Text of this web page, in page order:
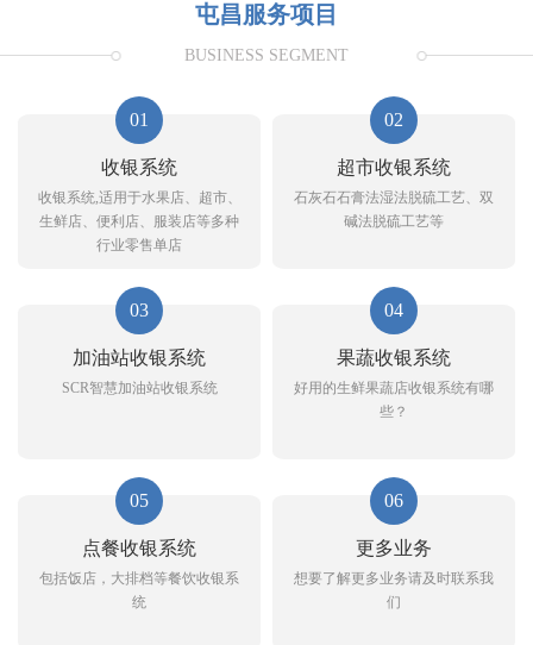
屯昌服务项目
BUSINESS SEGMENT
01
收银系统
收银系统,适用于水果店、超市、
生鲜店、便利店、服装店等多种
行业零售单店
02
超市收银系统
石灰石石膏法湿法脱硫工艺、双
碱法脱硫工艺等
03
加油站收银系统
SCR智慧加油站收银系统
04
果蔬收银系统
好用的生鲜果蔬店收银系统有哪
些？
05
点餐收银系统
包括饭店，大排档等餐饮收银系
统
06
更多业务
想要了解更多业务请及时联系我
们